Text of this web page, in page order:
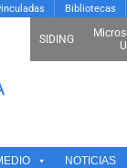
Bibliotecas
SIDING
NOTICIAS